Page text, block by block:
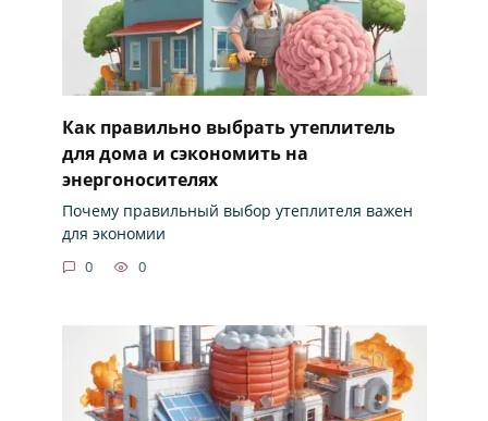
Как правильно выбрать утеплитель
для дома и сэкономить на
энергоносителях
Почему правильный выбор утеплителя важен
для экономии
0 0